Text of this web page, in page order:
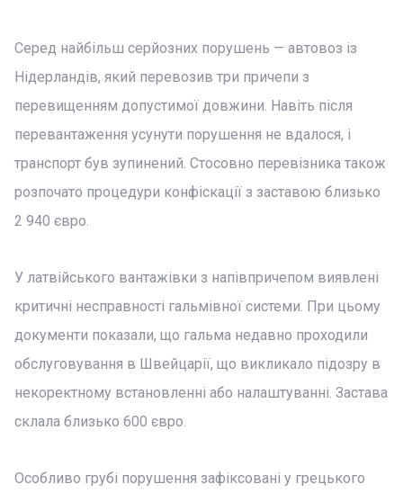
Серед найбільш серйозних порушень — автовоз із
Нідерландів, який перевозив три причепи з
перевищенням допустимої довжини. Навіть після
перевантаження усунути порушення не вдалося, і
транспорт був зупинений. Стосовно перевізника також
розпочато процедури конфіскації з заставою близько
2 940 євро.
У латвійського вантажівки з напівпричепом виявлені
критичні несправності гальмівної системи. При цьому
документи показали, що гальма недавно проходили
обслуговування в Швейцарії, що викликало підозру в
некоректному встановленні або налаштуванні. Застава
склала близько 600 євро.
Особливо грубі порушення зафіксовані у грецького